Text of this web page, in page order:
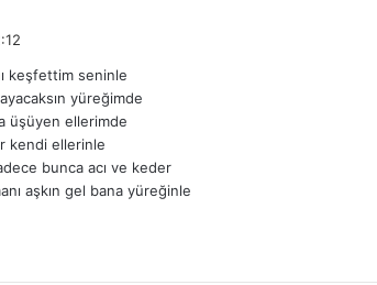
keşfettim seninle
yüreğimde
üşüyen ellerimde
kendi ellerinle
bunca acı ve keder
aşkın gel bana yüreğinle